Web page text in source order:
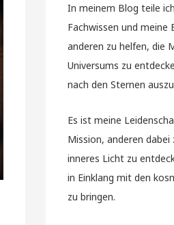
In meinem Blog teile
Fachwissen und meine
anderen zu helfen, die
Universums zu
nach den Sternen
Es ist meine
Mission, anderen dabei
inneres Licht zu
in Einklang mit den
zu bringen.